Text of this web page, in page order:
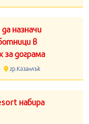
назначи
в
за дограма
гр.Казанлък
набира